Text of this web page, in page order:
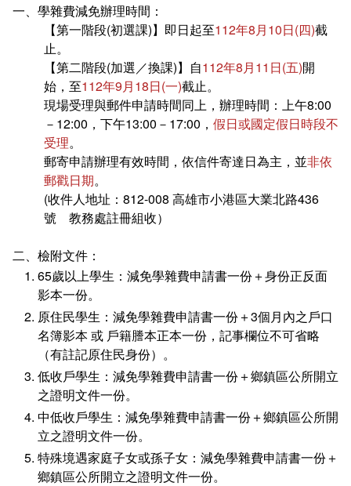
就學費用減免申請
選系申請
學分抵免及減修申請
成績查詢
學生行事曆
數位學生證換發
校訊電子報
畢業申請
畢業學分配置
專業基礎必修課程
各學系學位授予
一、學雜費減免辦理時間：
【第一階段(初選課)】即日起至112年8月10日(四)截
止。
【第二階段(加選／換課)】自112年8月11日(五)開
始，至112年9月18日(一)截止。
現場受理與郵件申請時間同上，辦理時間：上午8:00
－12:00，下午13:00－17:00， 假日或國定假日時段不
受理。
郵寄申請辦理有效時間，依信件寄達日為主，並非依
郵戳日期。
(收件人地址：812-008 高雄市小港區大業北路436
號 教務處註冊組收）
二、檢附文件：
65歲以上學生：減免學雜費申請書一份＋身份正反面
影本一份。
原住民學生：減免學雜費申請書一份＋3個月內之戶口
名簿影本 或 戶籍謄本正本一份，記事欄位不可省略
（有註記原住民身份）。
低收戶學生：減免學雜費申請書一份＋鄉鎮區公所開立
之證明文件一份。
中低收戶學生：減免學雜費申請書一份＋鄉鎮區公所開
立之證明文件一份。
特殊境遇家庭子女或孫子女：減免學雜費申請書一份＋
鄉鎮區公所開立之證明文件一份。